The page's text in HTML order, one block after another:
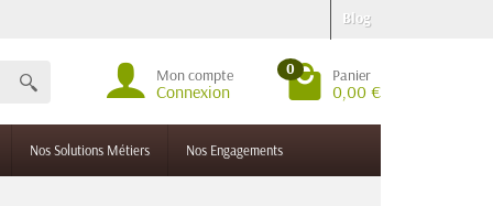
Blog
Mon compte
Connexion
0 Panier
0,00 €
Nos Solutions Métiers Nos Engagements